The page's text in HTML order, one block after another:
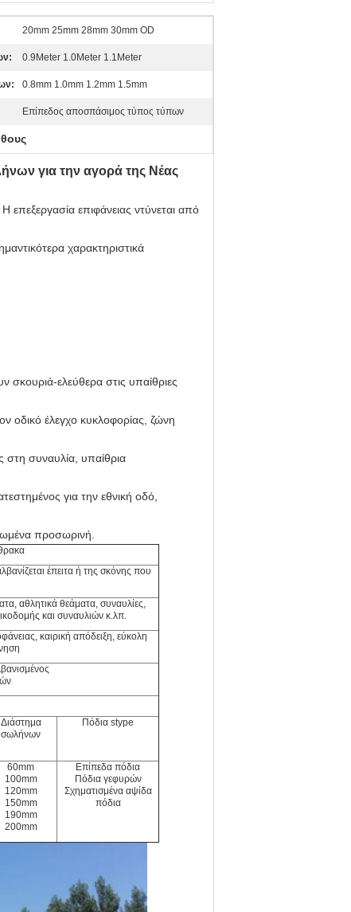
20mm 25mm 28mm 30mm OD
0.9Meter 1.0Meter 1.1Meter
0.8mm 1.0mm 1.2mm 1.5mm
Επίπεδος αποσπάσιμος τύπος τύπων
για την αγορά της Νέας
επεξεργασία επιφάνειας ντύνεται από
χαρακτηριστικά
σκουριά-ελεύθερα στις υπαίθριες
οδικό έλεγχο κυκλοφορίας, ζώνη
στη συναυλία, υπαίθρια
για την εθνική οδό,
προσωρινή.
έπειτα ή της σκόνης που
αθλητικά θεάματα, συναυλίες,
και συναυλιών κ.λπ.
καιρική απόδειξη, εύκολη
Διάστημα
σωλήνων
Πόδια stype
60mm
100mm
120mm
150mm
190mm
200mm
Επίπεδα πόδια
Πόδια γεφυρών
Σχηματισμένα αψίδα
πόδια